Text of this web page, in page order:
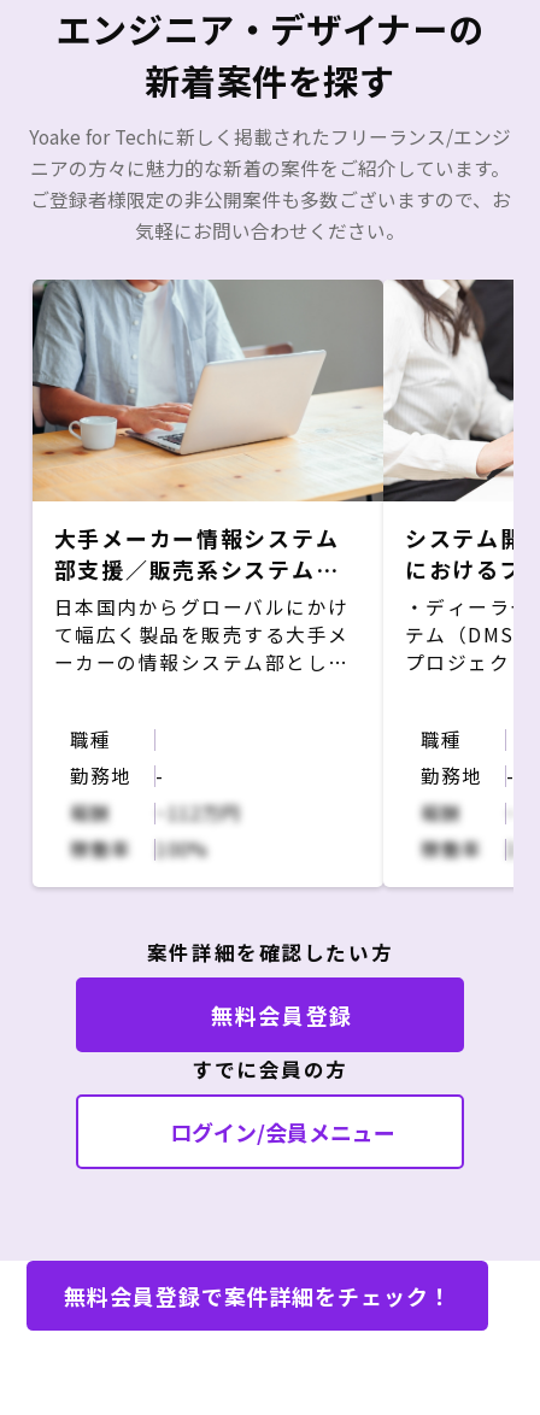
に伴い、１名PMサポートのポジ
ションを募集（マネジメント視
点を持ちつつ、業務要件、シス
テム要件定義の経験豊富なITコ
ンサルが望ましいです）
・スケジュール：24年6～11月:
業務要件定義、システム要件定
義（概要）、パッケージ
FitGap、RFP作成、ベンダーセ
エンジニア・デザイナーの
新着案件を探す
Yoake for Techに新しく掲載されたフリーランス/エンジ
ニアの方々に魅力的な新着の案件をご紹介しています。
ご登録者様限定の非公開案件も多数ございますので、お
気軽にお問い合わせください。
大手メーカー情報システム
部支援／販売系システム担
当
日本国内からグローバルにかけ
て幅広く製品を販売する大手メ
ーカーの情報システム部として
基幹システムはSAPとスクラッ
チで開発したシステムで構成さ
れており、主な役割は以下。
・システムを利用する事業側の
要望/要件ヒアリングなどの前さ
ばき
案などのコンサルティング
・プロジェクトの計画化
ジェクトマネジメントの支援
※ベンダーは資本関係のある企
業で友好的な関係が築かれてい
＜本件に関わることで得られる
・貿易業務知識
本件はエンドクライアントから
職種
勤務地
-
報酬
~112万円
稼働率
100%
システム開
におけるプ
支援/自動車
・ディーラ
テム（DMS
プロジェクト
・開発要件整
・海外HQ/
ーとの連携
し
・その他進
品質管理レポ
職種
勤務地
-
報酬
稼働率
案件詳細を確認したい方
無料会員登録
すでに会員の方
ログイン/会員メニュー
無料会員登録で案件詳細をチェック！